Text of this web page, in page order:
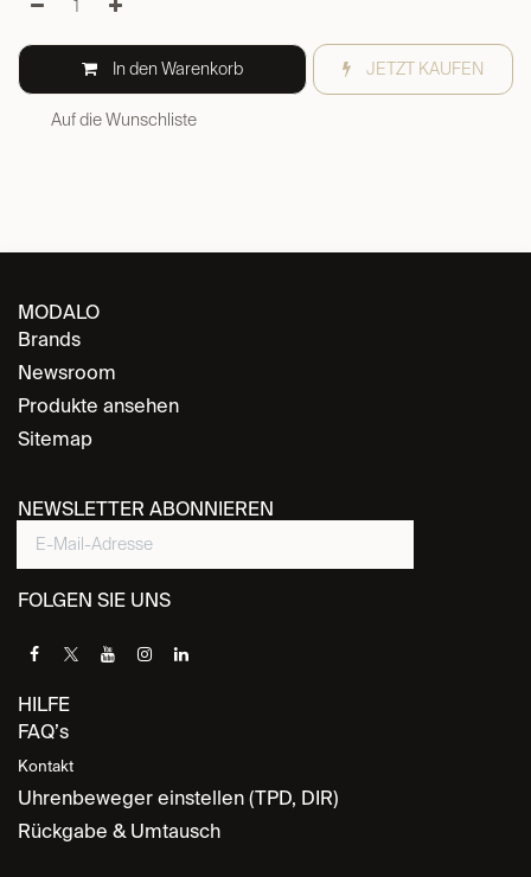
In den Warenkorb JETZT KAUFEN
Auf die Wunschliste
MODALO
Brands
Newsroom
Produkte ansehen
Sitemap
NEWSLETTER ABONNIEREN
FOLGEN SIE UNS
HILFE
FAQ’s
Kontakt
Uhrenbeweger einstellen (TPD, DIR)
Rückgabe & Umtausch